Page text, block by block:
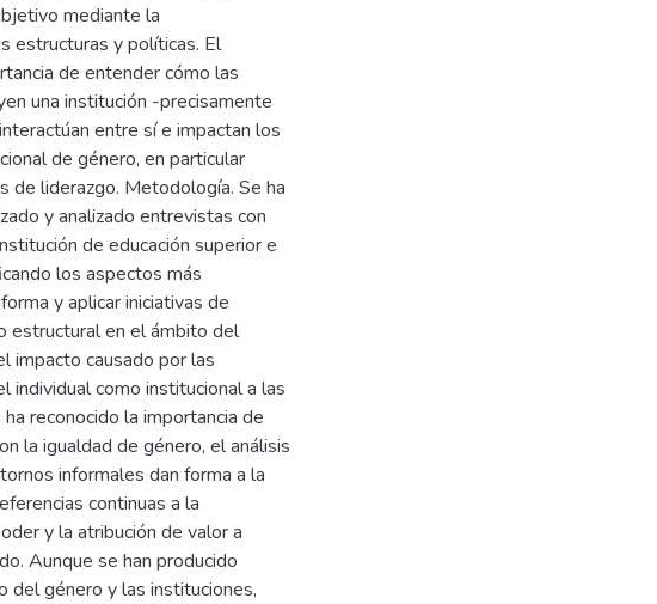
mediante la
estructuras y políticas. El
de entender cómo las
una institución -precisamente
entre sí e impactan los
de género, en particular
de liderazgo. Metodología. Se ha
y analizado entrevistas con
de educación superior e
los aspectos más
y aplicar iniciativas de
estructural en el ámbito del
impacto causado por las
individual como institucional a las
reconocido la importancia de
la igualdad de género, el análisis
informales dan forma a la
continuas a la
y la atribución de valor a
Aunque se han producido
del género y las instituciones,